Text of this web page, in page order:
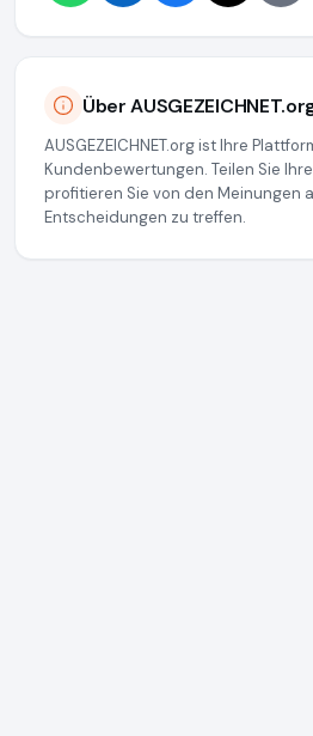
Über
AUSGEZEICHNET.org ist Ihre
Kundenbewertungen. Teilen Sie
profitieren Sie von den Meinungen
Entscheidungen zu treffen.